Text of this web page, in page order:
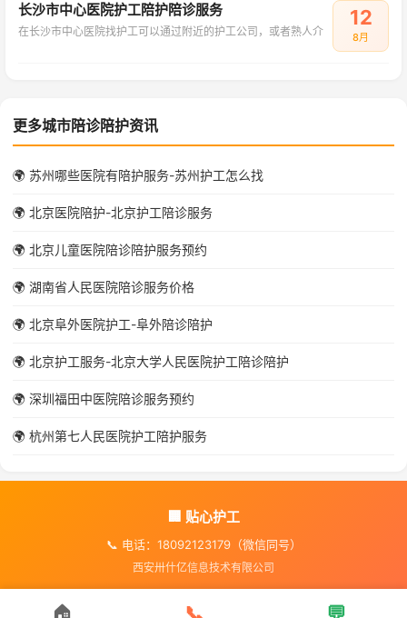
长沙市中心医院护工陪护陪诊服务
在长沙市中心医院找护工可以通过附近的护工公司，或者熟人介
12
8月
更多城市陪诊陪护资讯
🌍 苏州哪些医院有陪护服务-苏州护工怎么找
🌍 北京医院陪护-北京护工陪诊服务
🌍 北京儿童医院陪诊陪护服务预约
🌍 湖南省人民医院陪诊服务价格
🌍 北京阜外医院护工-阜外陪诊陪护
🌍 北京护工服务-北京大学人民医院护工陪诊陪护
🌍 深圳福田中医院陪诊服务预约
🌍 杭州第七人民医院护工陪护服务
🏢 贴心护工
📞 电话：18092123179（微信同号）
西安卅什亿信息技术有限公司